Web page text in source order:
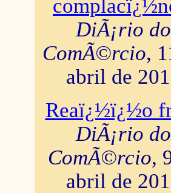
DiÃ¡rio do
ComÃ©rcio,
abril de
Reaï¿½ï¿½o
DiÃ¡rio do
ComÃ©rcio,
abril de